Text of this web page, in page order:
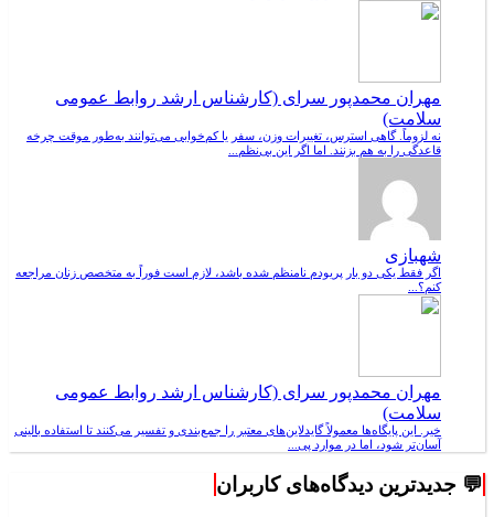
مهران محمدپور سرای (کارشناس ارشد روابط عمومی
سلامت)
نه لزوماً. گاهی استرس، تغییرات وزن، سفر یا کم‌خوابی می‌توانند به‌طور موقت چرخه
قاعدگی را به هم بزنند. اما اگر این بی‌نظم...
شهبازی
اگر فقط یکی دو بار پریودم نامنظم شده باشد، لازم است فوراً به متخصص زنان مراجعه
کنم؟...
مهران محمدپور سرای (کارشناس ارشد روابط عمومی
سلامت)
خیر. این پایگاه‌ها معمولاً گایدلاین‌های معتبر را جمع‌بندی و تفسیر می‌کنند تا استفاده بالینی
آسان‌تر شود، اما در موارد پی...
💬 جدیدترین دیدگاه‌های کاربران